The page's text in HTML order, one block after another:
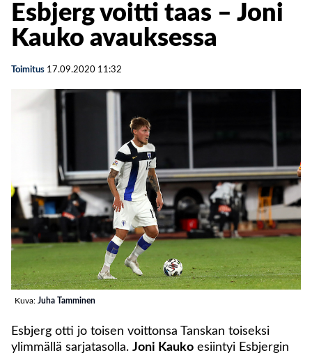
Esbjerg voitti taas – Joni
Kauko avauksessa
Toimitus 17.09.2020 11:32
Kuva: Juha Tamminen
Esbjerg otti jo toisen voittonsa Tanskan toiseksi
ylimmällä sarjatasolla. Joni Kauko esiintyi Esbjergin